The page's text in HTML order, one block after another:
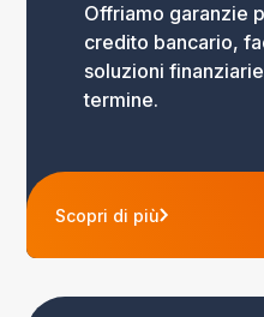
Offriamo garanzie
credito bancario,
soluzioni
termine.
Scopri di più